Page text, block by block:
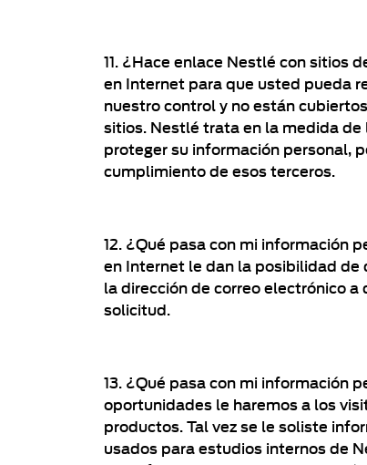
11. ¿Hace enlace Nestlé con sitios
en Internet para que usted pueda
nuestro control y no están
sitios. Nestlé trata en la medida
proteger su información personal,
cumplimiento de esos terceros.
12. ¿Qué pasa con mi información
en Internet le dan la posibilidad de
la dirección de correo electrónico
solicitud.
13. ¿Qué pasa con mi información
oportunidades le haremos a los
productos. Tal vez se le soliste
usados para estudios internos de